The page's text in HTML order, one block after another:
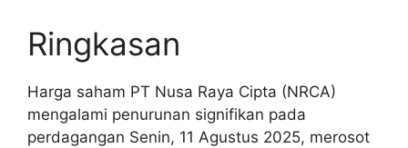
Ringkasan
Harga saham PT Nusa Raya Cipta (NRCA)
mengalami penurunan signifikan pada
perdagangan Senin, 11 Agustus 2025, merosot